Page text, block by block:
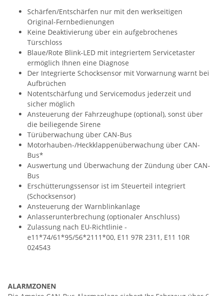
Schärfen/Entschärfen nur mit den werkseitigen
Original-Fernbedienungen
Keine Deaktivierung über ein aufgebrochenes
Türschloss
Blaue/Rote Blink-LED mit integriertem Servicetaster
ermöglich Ihnen eine Diagnose
Der Integrierte Schocksensor mit Vorwarnung warnt bei
Aufbrüchen
Notentschärfung und Servicemodus jederzeit und
sicher möglich
Ansteuerung der Fahrzeughupe (optional), sonst über
die beiliegende Sirene
Türüberwachung über CAN-Bus
Motorhauben-/Heckklappenüberwachung über CAN-
Bus*
Auswertung und Überwachung der Zündung über CAN-
Bus
Erschütterungssensor ist im Steuerteil integriert
(Schocksensor)
Ansteuerung der Warnblinkanlage
Anlasserunterbrechung (optionaler Anschluss)
Zulassung nach EU-Richtlinie -
e11*74/61*95/56*2111*00, E11 97R 2311, E11 10R
024543
ALARMZONEN